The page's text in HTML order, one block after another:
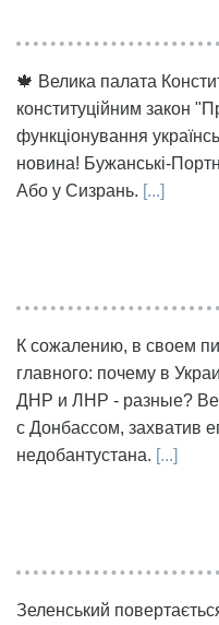
🍁 Велика палата
конституційним закон
функціонування
новина! Бужанські-
Або у Сизрань. [...]
К сожалению, в своем
главного: почему в
ДНР и ЛНР - разные?
с Донбассом, захватив
недобантустана. [...]
Зеленський